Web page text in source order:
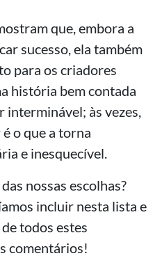
que, embora a
sucesso, ela também
para os criadores
história bem contada
interminável; às vezes,
o que a torna
e inesquecível.
nossas escolhas?
incluir nesta lista e
todos estes
comentários!